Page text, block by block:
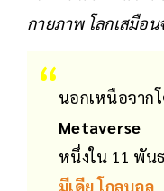
กายภาพ โลกเสมือ
นอกเหนือจากโ
Metaverse
หนึ่งใน 11 พัน
มีเดีย โกลบอล